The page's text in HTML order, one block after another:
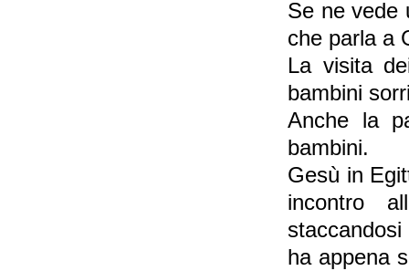
Se ne vede
che parla a
La visita
bambini
Anche la
bambini.
Gesù in
incontro
ha appena